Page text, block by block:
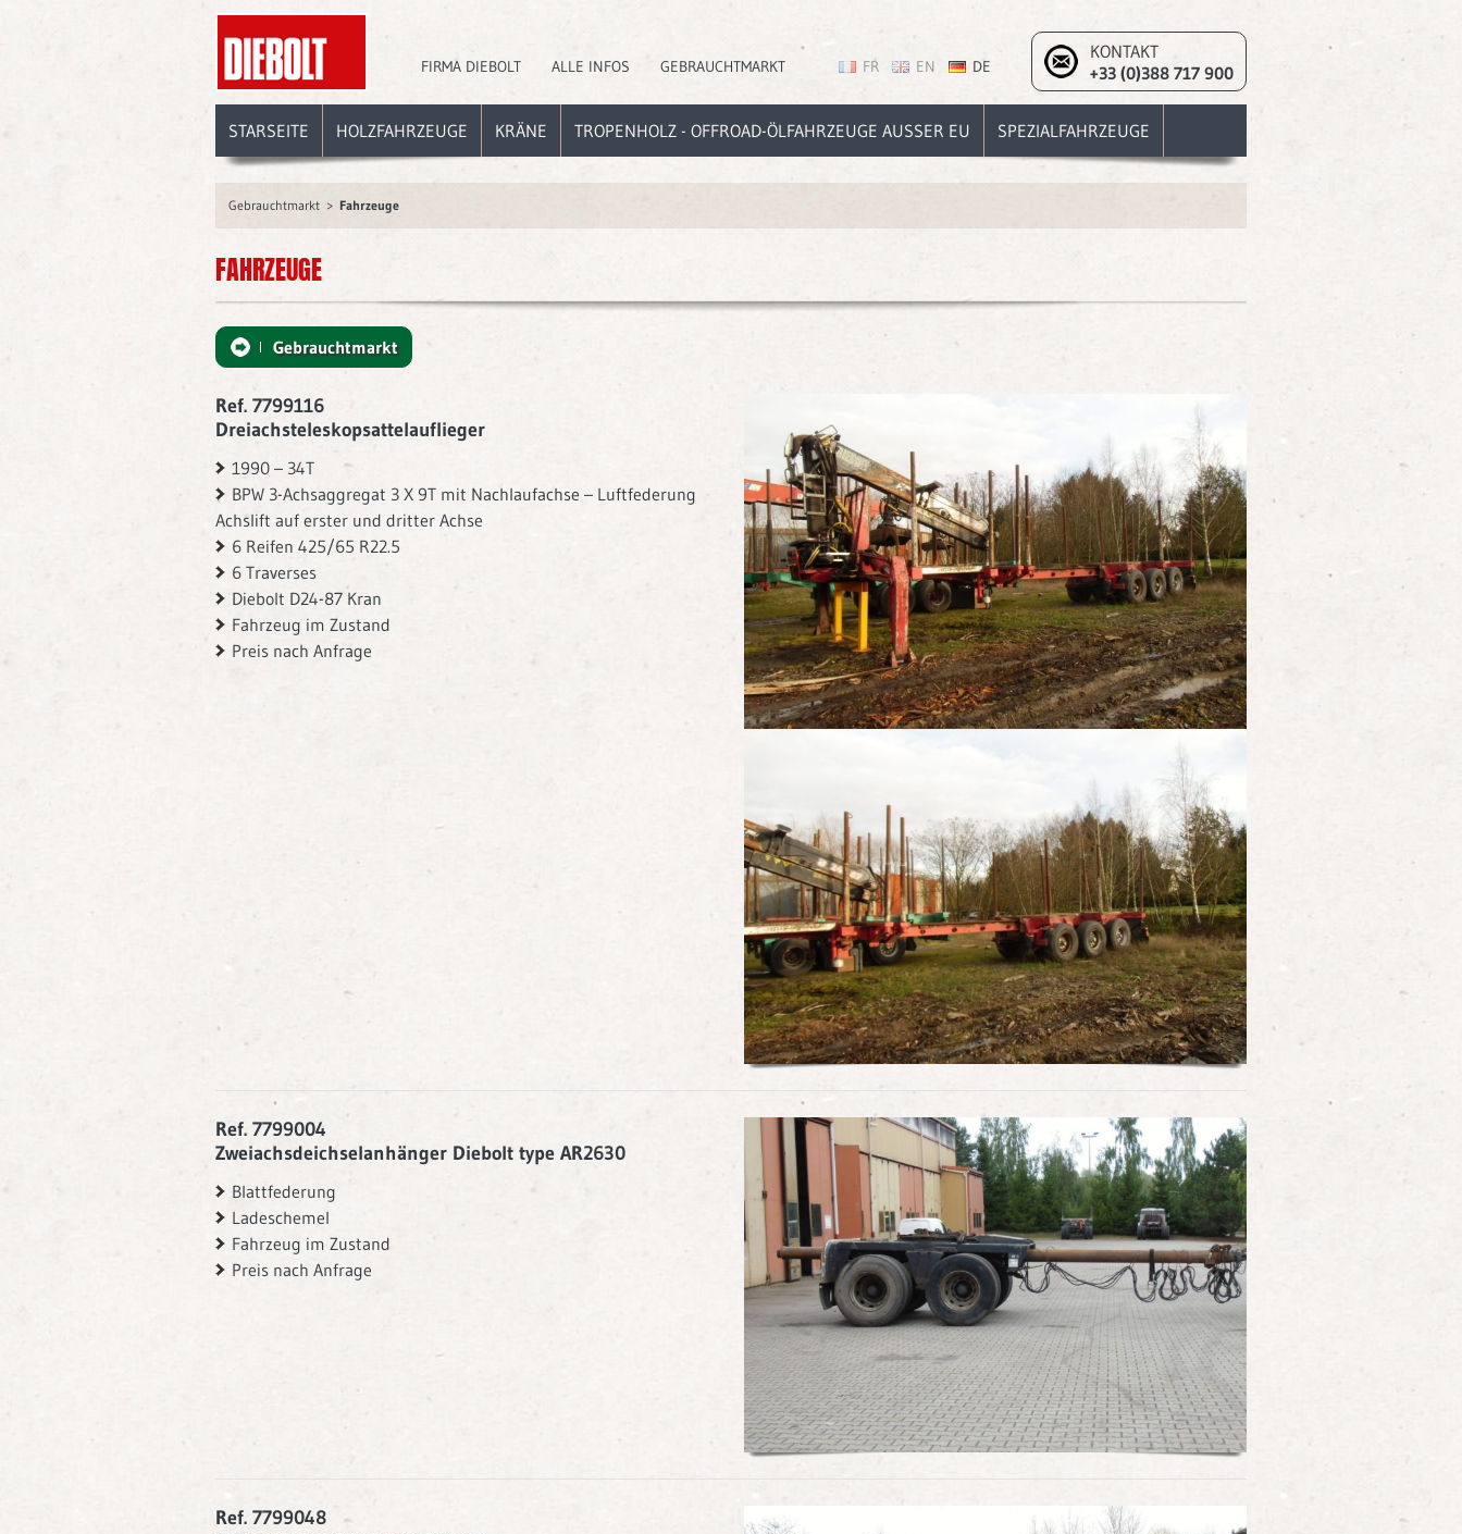
FIRMA DIEBOLT ALLE INFOS GEBRAUCHTMARKT FR EN DE
KONTAKT
+33 (0)388 717 900
STARSEITE HOLZFAHRZEUGE KRÄNE TROPENHOLZ - OFFROAD-ÖLFAHRZEUGE AUSSER EU SPEZIALFAHRZEUGE
Gebrauchtmarkt Fahrzeuge
FAHRZEUGE
Gebrauchtmarkt
Ref. 7799116
Dreiachsteleskopsattelauflieger
1990 – 34T
BPW 3-Achsaggregat 3 X 9T mit Nachlaufachse – Luftfederung
Achslift auf erster und dritter Achse
6 Reifen 425/65 R22.5
6 Traverses
Diebolt D24-87 Kran
Fahrzeug im Zustand
Preis nach Anfrage
Ref. 7799004
Zweiachsdeichselanhänger Diebolt type AR2630
Blattfederung
Ladeschemel
Fahrzeug im Zustand
Preis nach Anfrage
Ref. 7799048